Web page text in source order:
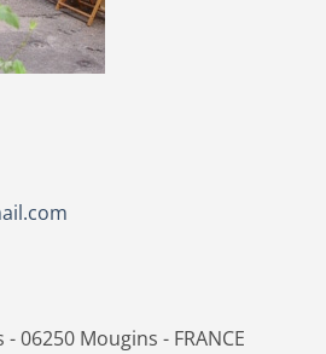
06250 Mougins - FRANCE